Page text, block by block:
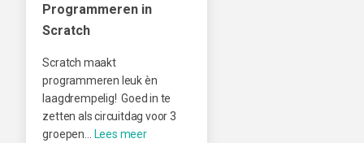
Programmeren in
Scratch
Scratch maakt
programmeren leuk èn
laagdrempelig! Goed in te
zetten als circuitdag voor 3
groepen…